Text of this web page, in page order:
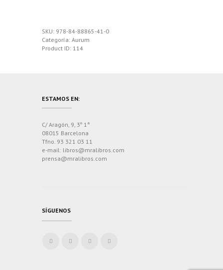
SKU: 978-84-88865-41-0
Categoría: Aurum
Product ID: 114
ESTAMOS EN:
C/ Aragón, 9, 3º 1ª
08015 Barcelona
Tfno. 93 321 03 11
e-mail: libros@mralibros.com
prensa@mralibros.com
SÍGUENOS